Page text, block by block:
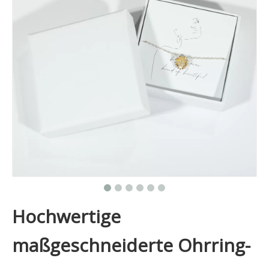
Hochwertige
maßgeschneiderte Ohrring-